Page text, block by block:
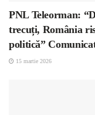
PNL Teleorman:
trecuți, România
politică”
15 martie 2026